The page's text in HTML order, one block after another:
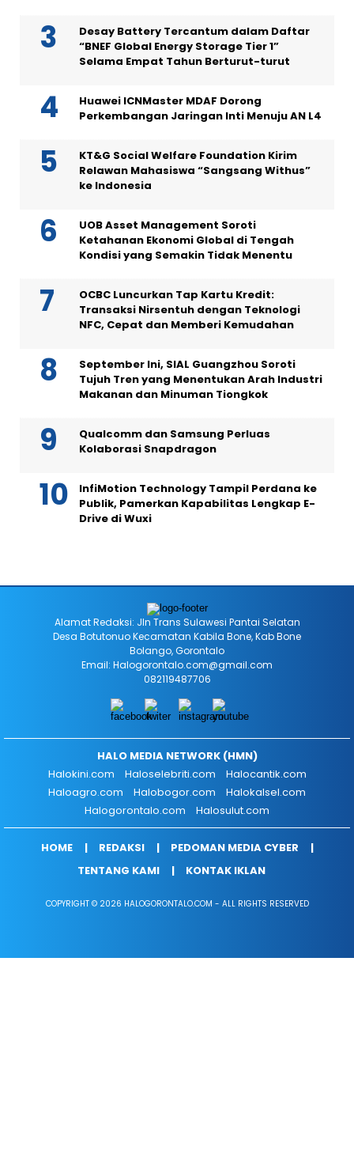
Desay Battery Tercantum dalam Daftar
“BNEF Global Energy Storage Tier 1”
Selama Empat Tahun Berturut-turut
Huawei ICNMaster MDAF Dorong
Perkembangan Jaringan Inti Menuju AN L4
KT&G Social Welfare Foundation Kirim
Relawan Mahasiswa “Sangsang Withus”
ke Indonesia
UOB Asset Management Soroti
Ketahanan Ekonomi Global di Tengah
Kondisi yang Semakin Tidak Menentu
OCBC Luncurkan Tap Kartu Kredit:
Transaksi Nirsentuh dengan Teknologi
NFC, Cepat dan Memberi Kemudahan
September Ini, SIAL Guangzhou Soroti
Tujuh Tren yang Menentukan Arah Industri
Makanan dan Minuman Tiongkok
Qualcomm dan Samsung Perluas
Kolaborasi Snapdragon
InfiMotion Technology Tampil Perdana ke
Publik, Pamerkan Kapabilitas Lengkap E-
Drive di Wuxi
Alamat Redaksi: Jln Trans Sulawesi Pantai Selatan
Desa Botutonuo Kecamatan Kabila Bone, Kab Bone
Bolango, Gorontalo
Email: Halogorontalo.com@gmail.com
082119487706
HALO MEDIA NETWORK (HMN)
Halokini.com
Haloselebriti.com
Halocantik.com
Haloagro.com
Halobogor.com
Halokalsel.com
Halogorontalo.com
Halosulut.com
HOME REDAKSI
PEDOMAN MEDIA CYBER
TENTANG KAMI
KONTAK IKLAN
COPYRIGHT © 2026 HALOGORONTALO.COM - ALL RIGHTS RESERVED